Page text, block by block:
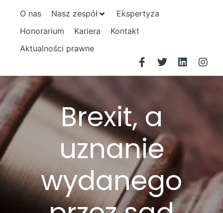
O nas Nasz zespół
Ekspertyza
Honorarium
Kariera
Kontakt
Aktualności prawne
Brexit, a
uznanie
wydanego